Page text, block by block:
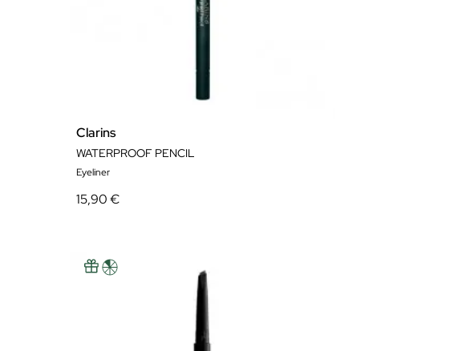
Clarins
WATERPROOF PENCIL
Eyeliner
15,90 €